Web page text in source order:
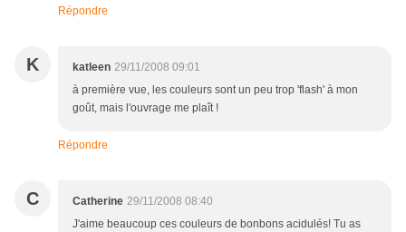
Répondre
K katleen 29/11/2008 09:01
à première vue, les couleurs sont un peu trop 'flash' à mon
goût, mais l'ouvrage me plaît !
Répondre
C Catherine 29/11/2008 08:40
J'aime beaucoup ces couleurs de bonbons acidulés! Tu as